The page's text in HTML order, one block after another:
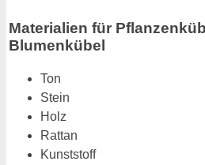
Materialien für
Blumenkübel
Ton
Stein
Holz
Rattan
Kunststoff